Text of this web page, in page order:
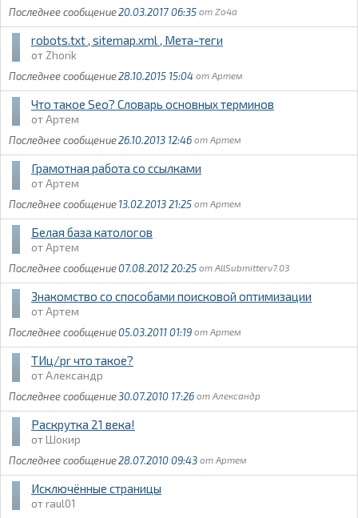
20.03.2017 06:35
Zo4a
robots.txt , sitemap.xml , Мета-теги
Zhorik
28.10.2015 15:04
Артем
Что такое Seo? Словарь основных терминов
Артем
26.10.2013 12:46
Артем
Грамотная работа со ссылками
Артем
13.02.2013 21:25
Артем
Белая база катологов
Артем
07.08.2012 20:25
AllSubmitterv7.03
Знакомство со способами поисковой оптимизации
Артем
05.03.2011 01:19
Артем
ТИц/pr что такое?
Александр
30.07.2010 17:26
Александр
Раскрутка 21 века!
Шокир
28.07.2010 09:43
Артем
Исключённые страницы
raul01